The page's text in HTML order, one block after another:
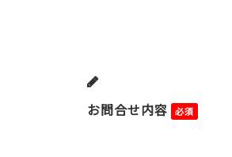
お問合せ内容 必須